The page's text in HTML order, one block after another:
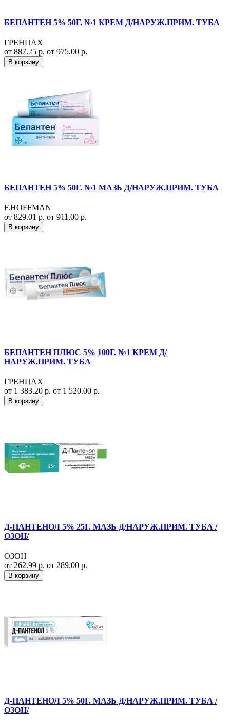
БЕПАНТЕН 5% 50Г. №1 КРЕМ Д/НАРУЖ.ПРИМ. ТУБА
ГРЕНЦАХ
от 887.25 р. от 975.00 р.
В корзину
БЕПАНТЕН 5% 50Г. №1 МАЗЬ Д/НАРУЖ.ПРИМ. ТУБА
F.HOFFMAN
от 829.01 р. от 911.00 р.
В корзину
БЕПАНТЕН ПЛЮС 5% 100Г. №1 КРЕМ Д/
НАРУЖ.ПРИМ. ТУБА
ГРЕНЦАХ
от 1 383.20 р. от 1 520.00 р.
В корзину
Д-ПАНТЕНОЛ 5% 25Г. МАЗЬ Д/НАРУЖ.ПРИМ. ТУБА /
ОЗОН/
ОЗОН
от 262.99 р. от 289.00 р.
В корзину
Д-ПАНТЕНОЛ 5% 50Г. МАЗЬ Д/НАРУЖ.ПРИМ. ТУБА /
ОЗОН/